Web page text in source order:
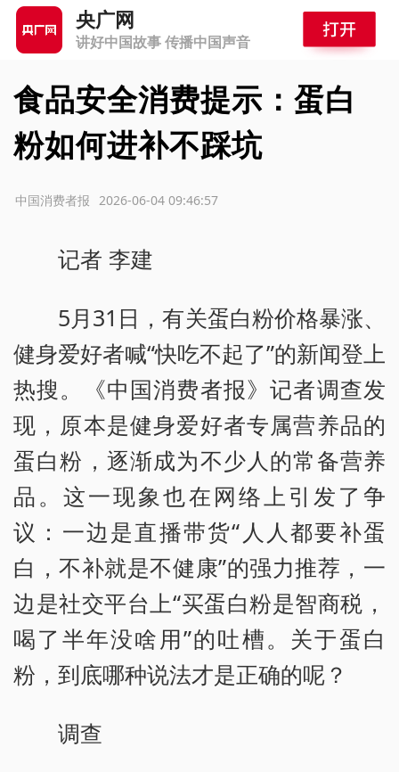
央广网
讲好中国故事 传播中国声音
食品安全消费提示：蛋白
粉如何进补不踩坑
2026-06-04 09:46:57
中国消费者报
记者 李建
5月31日，有关蛋白粉价格暴涨、
健身爱好者喊“快吃不起了”的新闻登上
热搜。《中国消费者报》记者调查发
现，原本是健身爱好者专属营养品的
蛋白粉，逐渐成为不少人的常备营养
品。这一现象也在网络上引发了争
议：一边是直播带货“人人都要补蛋
白，不补就是不健康”的强力推荐，一
边是社交平台上“买蛋白粉是智商税，
喝了半年没啥用”的吐槽。关于蛋白
粉，到底哪种说法才是正确的呢？
调查